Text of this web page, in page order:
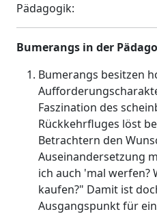
Pädagogik:
Bumerangs in der
Bumerangs besitzen
Faszination des
Rückkehrfluges löst
Betrachtern den
Auseinandersetzung
ich auch 'mal werfen?
kaufen?" Damit ist
Ausgangspunkt für